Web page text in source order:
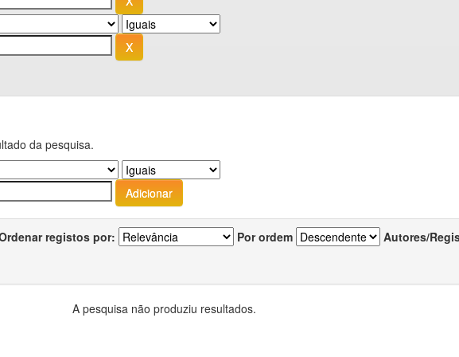
da pesquisa.
registos por: Por ordem Autores/
A pesquisa não produziu resultados.